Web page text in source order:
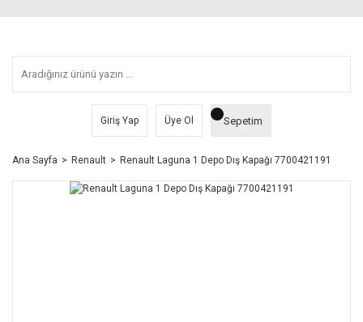
Giriş Yap Üye Ol Sepetim
Ana Sayfa Renault Renault Laguna 1 Depo Dış Kapağı 7700421191